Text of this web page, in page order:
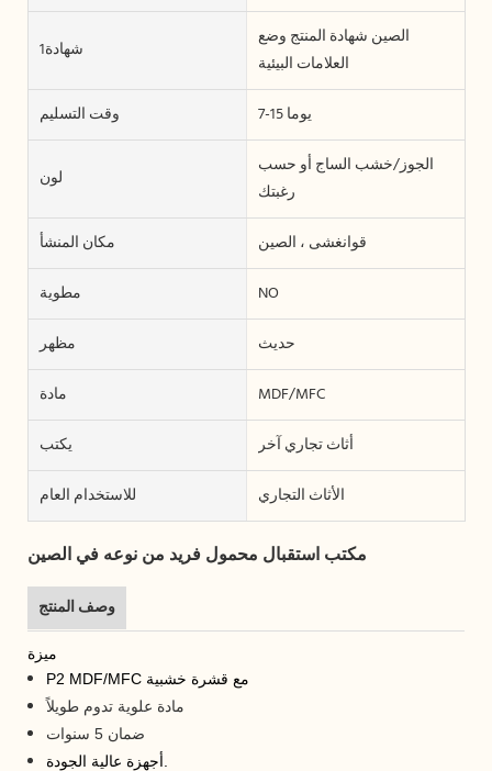
شهادة1
الصين شهادة المنتج وضع
العلامات البيئية
وقت التسليم
7-15 يوما
لون
الجوز/خشب الساج أو حسب
رغبتك
مكان المنشأ
قوانغشى ، الصين
مطوية
NO
مظهر
حديث
مادة
MDF/MFC
يكتب
أثاث تجاري آخر
للاستخدام العام
الأثاث التجاري
مكتب استقبال محمول فريد من نوعه في الصين
وصف المنتج
ميزة
P2 MDF/MFC مع قشرة خشبية
مادة علوية تدوم طويلاً
ضمان 5 سنوات